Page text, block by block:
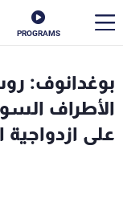
PROGRAMS
بوغدانوف:
الأطراف
على ازدواجية
الأخبار
سياسة